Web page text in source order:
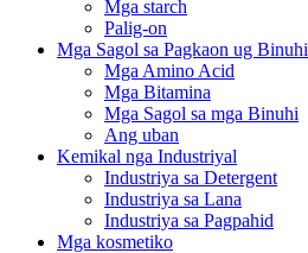
Mga starch
Palig-on
Mga Sagol sa Pagkaon ug Binuhi
Mga Amino Acid
Mga Bitamina
Mga Sagol sa mga Binuhi
Ang uban
Kemikal nga Industriyal
Industriya sa Detergent
Industriya sa Lana
Industriya sa Pagpahid
Mga kosmetiko